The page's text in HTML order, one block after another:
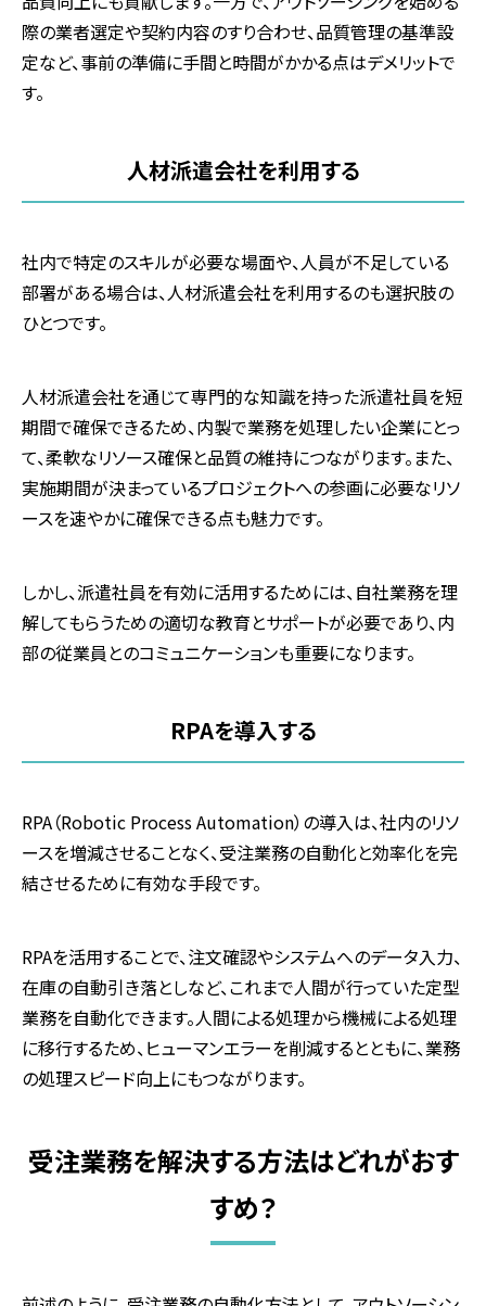
際の業者選定や契約内容のすり合わせ、品質管理の基準設
定など、事前の準備に手間と時間がかかる点はデメリットで
す。
人材派遣会社を利用する
社内で特定のスキルが必要な場面や、人員が不足している
部署がある場合は、人材派遣会社を利用するのも選択肢の
ひとつです。
人材派遣会社を通じて専門的な知識を持った派遣社員を短
期間で確保できるため、内製で業務を処理したい企業にとっ
て、柔軟なリソース確保と品質の維持につながります。また、
実施期間が決まっているプロジェクトへの参画に必要なリソ
ースを速やかに確保できる点も魅力です。
しかし、派遣社員を有効に活用するためには、自社業務を理
解してもらうための適切な教育とサポートが必要であり、内
部の従業員とのコミュニケーションも重要になります。
RPAを導入する
RPA（Robotic Process Automation）の導入は、社内のリソ
ースを増減させることなく、受注業務の自動化と効率化を完
結させるために有効な手段です。
RPAを活用することで、注文確認やシステムへのデータ入力、
在庫の自動引き落としなど、これまで人間が行っていた定型
業務を自動化できます。人間による処理から機械による処理
に移行するため、ヒューマンエラーを削減するとともに、業務
の処理スピード向上にもつながります。
受注業務を解決する方法はどれがおす
すめ？